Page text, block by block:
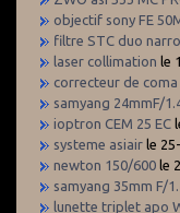
objectif sony FE
filtre STC duo
laser collimation le
correcteur de
samyang 24mmF/
ioptron CEM 25 EC
systeme asiair le
newton 150/600 le
samyang 35mm F/
lunette triplet apo